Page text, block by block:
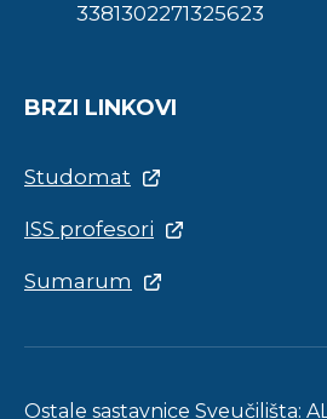
3381302271325623
BRZI LINKOVI
Studomat
ISS profesori
Sumarum
Ostale sastavnice Sveučilišta: